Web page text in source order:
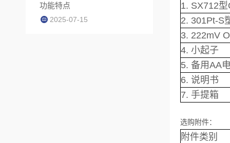
1. SX712
2. 301Pt-S
3. 222mV
4. 小起子
5. 备用AA
6. 说明书
7. 手提箱
选购附件：
附件类别
功能特点
2025-07-15